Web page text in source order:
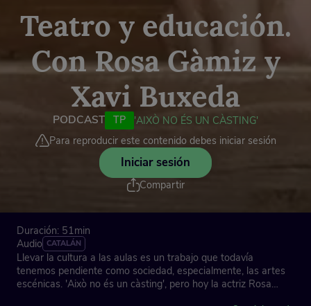
Teatro y educación.
Con Rosa Gàmiz y
Xavi Buxeda
PODCAST TP
'AIXÒ NO ÉS UN CÀSTING'
Para reproducir este contenido debes iniciar sesión
Iniciar sesión
Compartir
Duración: 51min
Audio CATALÁN
Llevar la cultura a las aulas es un trabajo que todavía
tenemos pendiente como sociedad, especialmente, las artes
escénicas. 'Això no és un càsting', pero hoy la actriz Rosa